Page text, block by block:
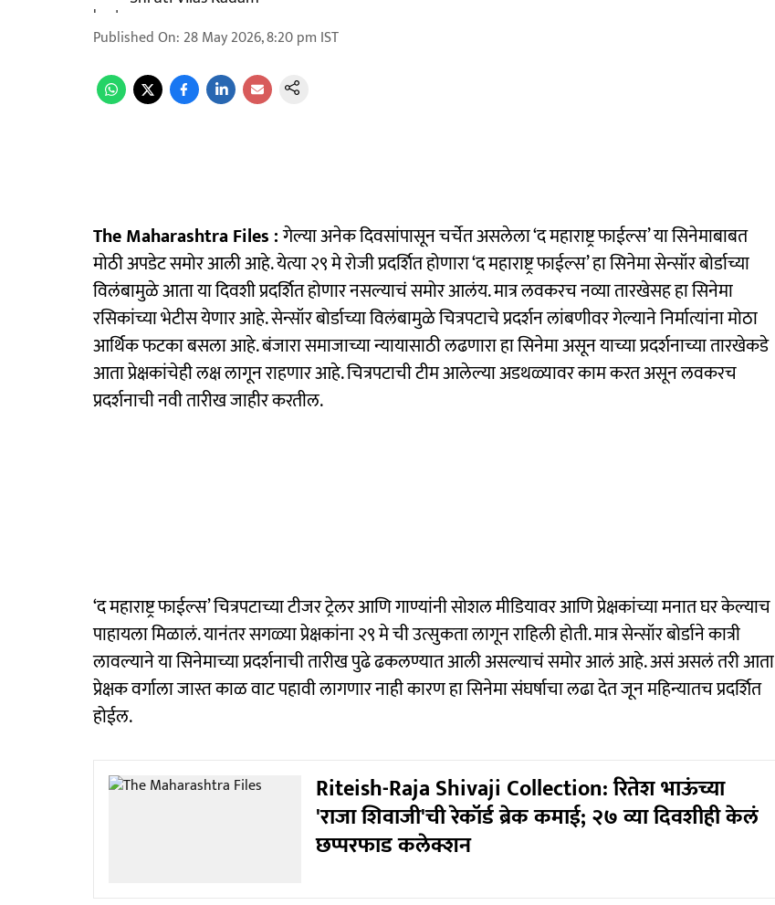
Published On: 28 May 2026, 8:20 pm IST
The Maharashtra Files :गेल्या अनेक दिवसांपासून चर्चेत असलेला ‘द महाराष्ट्र फाईल्स’ या सिनेमाबाबत
मोठी अपडेट समोर आली आहे. येत्या २९ मे रोजी प्रदर्शित होणारा ‘द महाराष्ट्र फाईल्स’ हा सिनेमा सेन्सॉर बोर्डाच्या
विलंबामुळे आता या दिवशी प्रदर्शित होणार नसल्याचं समोर आलंय. मात्र लवकरच नव्या तारखेसह हा सिनेमा
रसिकांच्या भेटीस येणार आहे. सेन्सॉर बोर्डाच्या विलंबामुळे चित्रपटाचे प्रदर्शन लांबणीवर गेल्याने निर्मात्यांना मोठा
आर्थिक फटका बसला आहे. बंजारा समाजाच्या न्यायासाठी लढणारा हा सिनेमा असून याच्या प्रदर्शनाच्या तारखेकडे
आता प्रेक्षकांचेही लक्ष लागून राहणार आहे. चित्रपटाची टीम आलेल्या अडथळ्यावर काम करत असून लवकरच
प्रदर्शनाची नवी तारीख जाहीर करतील.
‘द महाराष्ट्र फाईल्स’ चित्रपटाच्या टीजर ट्रेलर आणि गाण्यांनी सोशल मीडियावर आणि प्रेक्षकांच्या मनात घर केल्याच
पाहायला मिळालं. यानंतर सगळ्या प्रेक्षकांना २९ मे ची उत्सुकता लागून राहिली होती. मात्र सेन्सॉर बोर्डाने कात्री
लावल्याने या सिनेमाच्या प्रदर्शनाची तारीख पुढे ढकलण्यात आली असल्याचं समोर आलं आहे. असं असलं तरी आता
प्रेक्षक वर्गाला जास्त काळ वाट पहावी लागणार नाही कारण हा सिनेमा संघर्षाचा लढा देत जून महिन्यातच प्रदर्शित
होईल.
Riteish-Raja Shivaji Collection: रितेश भाऊंच्या
'राजा शिवाजी'ची रेकॉर्ड ब्रेक कमाई; २७ व्या दिवशीही केलं
छप्परफाड कलेक्शन